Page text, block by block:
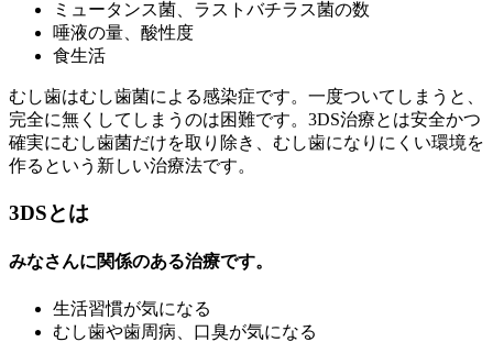
ミュータンス菌、ラストバチラス菌の数
唾液の量、酸性度
食生活
むし歯はむし歯菌による感染症です。一度ついてしまうと、
完全に無くしてしまうのは困難です。3DS治療とは安全かつ
確実にむし歯菌だけを取り除き、むし歯になりにくい環境を
作るという新しい治療法です。
3DSとは
みなさんに関係のある治療です。
生活習慣が気になる
むし歯や歯周病、口臭が気になる